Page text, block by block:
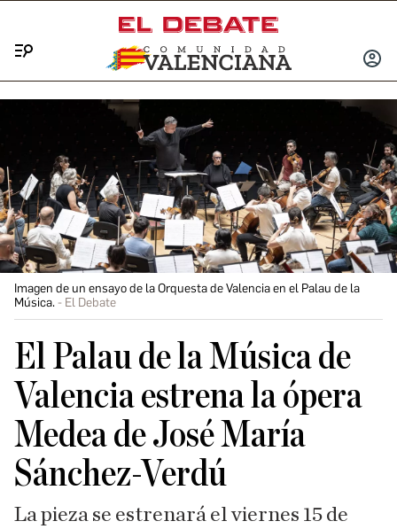
INICIAR
Imagen de un ensayo de la Orquesta de Valencia en el Palau de la
Música.
El Debate
El Palau de la Música de
Valencia estrena la ópera
Medea de José María
Sánchez-Verdú
La pieza se estrenará el viernes 15 de